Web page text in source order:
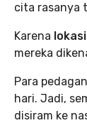
cita rasanya
Karena
mereka
Para
hari. Jadi,
disiram ke